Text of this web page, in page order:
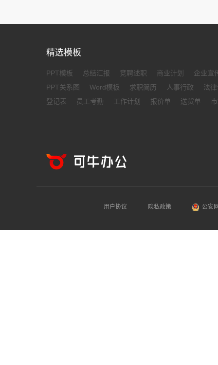
精选模板
PPT模板 总结汇报 竞聘述职 商业计划
企业宣
PPT关系图
Word模板 求职简历 人事行政
法
登记表
员工考勤 工作计划 报价单 送货单
用户协议 隐私政策 公安